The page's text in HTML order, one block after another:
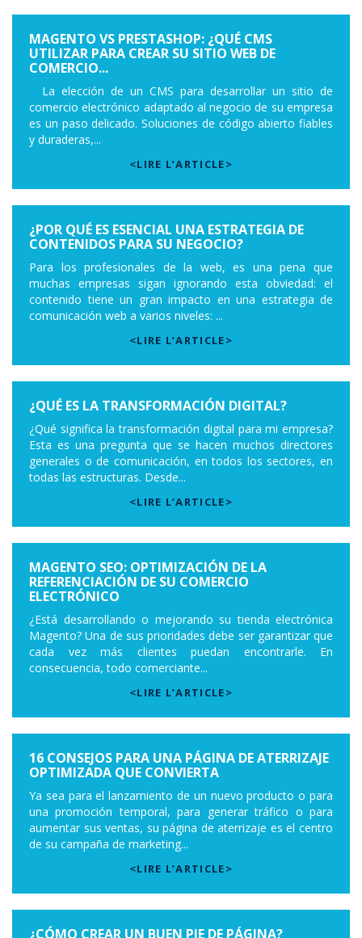
MAGENTO VS PRESTASHOP: ¿QUÉ CMS
UTILIZAR PARA CREAR SU SITIO WEB DE
COMERCIO...
La elección de un CMS para desarrollar un sitio de
comercio electrónico adaptado al negocio de su empresa
es un paso delicado. Soluciones de código abierto fiables
y duraderas,...
<LIRE L’ARTICLE>
¿POR QUÉ ES ESENCIAL UNA ESTRATEGIA DE
CONTENIDOS PARA SU NEGOCIO?
Para los profesionales de la web, es una pena que
muchas empresas sigan ignorando esta obviedad: el
contenido tiene un gran impacto en una estrategia de
comunicación web a varios niveles: ...
<LIRE L’ARTICLE>
¿QUÉ ES LA TRANSFORMACIÓN DIGITAL?
¿Qué significa la transformación digital para mi empresa?
Esta es una pregunta que se hacen muchos directores
generales o de comunicación, en todos los sectores, en
todas las estructuras. Desde...
<LIRE L’ARTICLE>
MAGENTO SEO: OPTIMIZACIÓN DE LA
REFERENCIACIÓN DE SU COMERCIO
ELECTRÓNICO
¿Está desarrollando o mejorando su tienda electrónica
Magento? Una de sus prioridades debe ser garantizar que
cada vez más clientes puedan encontrarle. En
consecuencia, todo comerciante...
<LIRE L’ARTICLE>
16 CONSEJOS PARA UNA PÁGINA DE ATERRIZAJE
OPTIMIZADA QUE CONVIERTA
Ya sea para el lanzamiento de un nuevo producto o para
una promoción temporal, para generar tráfico o para
aumentar sus ventas, su página de aterrizaje es el centro
de su campaña de marketing...
<LIRE L’ARTICLE>
¿CÓMO CREAR UN BUEN PIE DE PÁGINA?